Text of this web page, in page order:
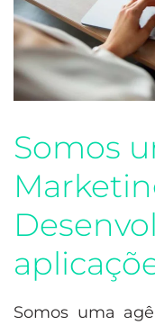
Somos
Somos uma